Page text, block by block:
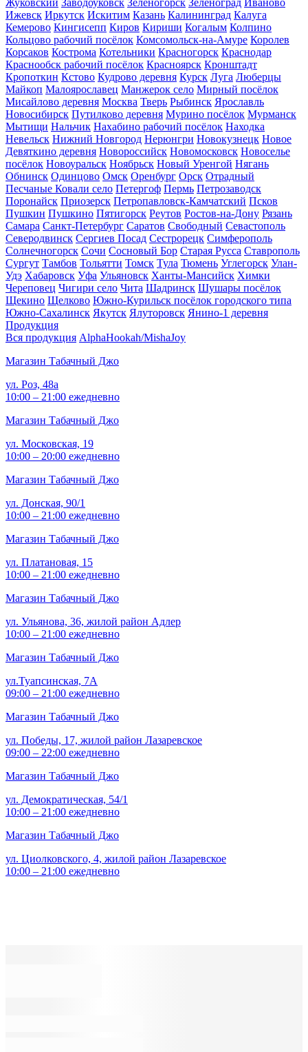
Ижевск Иркутск Искитим Казань Калининград Калуга
Кемерово Кингисепп Киров Кириши Когалым Колпино
Кольцово рабочий посёлок Комсомольск-на-Амуре Королев
Корсаков Кострома Котельники Красногорск Краснодар
Краснообск рабочий посёлок Красноярск Кронштадт
Кропоткин Кстово Кудрово деревня Курск Луга Люберцы
Майкоп Малоярославец Манжерок село Мирный посёлок
Мисайлово деревня Москва Тверь Рыбинск Ярославль
Новосибирск Путилково деревня Мурино посёлок Мурманск
Мытищи Нальчик Нахабино рабочий посёлок Находка
Невельск Нижний Новгород Нерюнгри Новокузнецк Новое
Девяткино деревня Новороссийск Новомосковск Новоселье
посёлок Новоуральск Ноябрьск Новый Уренгой Нягань
Обнинск Одинцово Омск Оренбург Орск Отрадный
Песчаные Ковали село Петергоф Пермь Петрозаводск
Поронайск Приозерск Петропавловск-Камчатский Псков
Пушкин Пушкино Пятигорск Реутов Ростов-на-Дону Рязань
Самара Санкт-Петербург Саратов Свободный Севастополь
Северодвинск Сергиев Посад Сестрорецк Симферополь
Солнечногорск Сочи Сосновый Бор Старая Русса Ставрополь
Сургут Тамбов Тольятти Томск Тула Тюмень Углегорск Улан-
Удэ Хабаровск Уфа Ульяновск Ханты-Мансийск Химки
Череповец Чигири село Чита Шадринск Шушары посёлок
Щекино Щелково Южно-Курильск посёлок городского типа
Южно-Сахалинск Якутск Ялуторовск Янино-1 деревня
Продукция
Вся продукция AlphaHookah/MishaJoy
Магазин Табачный Джо
ул. Роз, 48а
10:00 – 21:00 ежедневно
Магазин Табачный Джо
ул. Московская, 19
10:00 – 20:00 ежедневно
Магазин Табачный Джо
ул. Донская, 90/1
10:00 – 21:00 ежедневно
Магазин Табачный Джо
ул. Платановая, 15
10:00 – 21:00 ежедневно
Магазин Табачный Джо
ул. Ульянова, 36, жилой район Адлер
10:00 – 21:00 ежедневно
Магазин Табачный Джо
ул.Туапсинская, 7А
09:00 – 21:00 ежедневно
Магазин Табачный Джо
ул. Победы, 17, жилой район Лазаревское
09:00 – 22:00 ежедневно
Магазин Табачный Джо
ул. Демократическая, 54/1
10:00 – 21:00 ежедневно
Магазин Табачный Джо
ул. Циолковского, 4, жилой район Лазаревское
10:00 – 21:00 ежедневно